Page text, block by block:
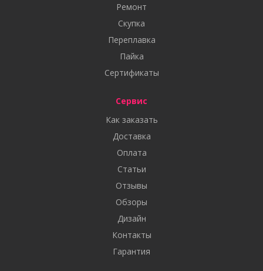
Ремонт
Скупка
Переплавка
Пайка
Сертификаты
Сервис
Как заказать
Доставка
Оплата
Статьи
Отзывы
Обзоры
Дизайн
Контакты
Гарантия